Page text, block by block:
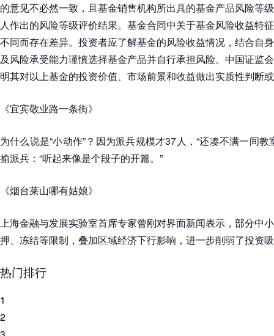
的意见不必然一致，且基金销售机构所出具的基金产品风险等
人作出的风险等级评价结果。基金合同中关于基金风险收益特
不同而存在差异。投资者应了解基金的风险收益情况，结合自
及风险承受能力谨慎选择基金产品并自行承担风险。中国证监
明其对以上基金的投资价值、市场前景和收益做出实质性判断
《宜宾敬业路一条街》
为什么说是“小动作”？因为派兵规模才37人，“还凑不满一间
揄派兵：“听起来像是个段子的开篇。”
《烟台莱山哪有姑娘》
上海金融与发展实验室首席专家曾刚对界面新闻表示，部分中
押、冻结等限制，叠加区域经济下行影响，进一步削弱了投资
热门排行
1
2